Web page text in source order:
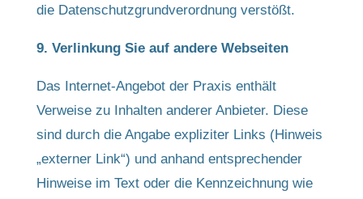
die Datenschutzgrundverordnung verstößt.
9. Verlinkung Sie auf andere Webseiten
Das Internet-Angebot der Praxis enthält
Verweise zu Inhalten anderer Anbieter. Diese
sind durch die Angabe expliziter Links (Hinweis
„externer Link“) und anhand entsprechender
Hinweise im Text oder die Kennzeichnung wie